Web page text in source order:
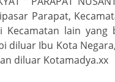
Parapat,
lain yang
diluar Ibu Kota
diluar Kotamadya.xx